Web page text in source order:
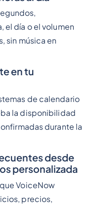
el día o el volumen
sin música en
en tu
de calendario
la disponibilidad
durante la
desde
personalizada
VoiceNow
precios,